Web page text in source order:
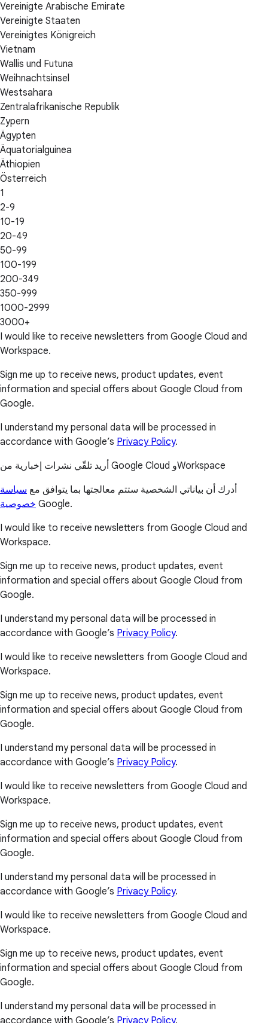
Vereinigte Arabische Emirate
Vereinigte Staaten
Vereinigtes Königreich
Vietnam
Wallis und Futuna
Weihnachtsinsel
Westsahara
Zentralafrikanische Republik
Zypern
Ägypten
Äquatorialguinea
Äthiopien
Österreich
1
2-9
10-19
20-49
50-99
100-199
200-349
350-999
1000-2999
3000+
I would like to receive newsletters from Google Cloud and
Workspace.
Sign me up to receive news, product updates, event
information and special offers about Google Cloud from
Google.
I understand my personal data will be processed in
accordance with Google’s Privacy Policy.
أريد تلقّي نشرات إخبارية من Google Cloud وWorkspace
أدرك أن بياناتي الشخصية ستتم معالجتها بما يتوافق مع سياسة
خصوصية Google.
I would like to receive newsletters from Google Cloud and
Workspace.
Sign me up to receive news, product updates, event
information and special offers about Google Cloud from
Google.
I understand my personal data will be processed in
accordance with Google’s Privacy Policy.
I would like to receive newsletters from Google Cloud and
Workspace.
Sign me up to receive news, product updates, event
information and special offers about Google Cloud from
Google.
I understand my personal data will be processed in
accordance with Google’s Privacy Policy.
I would like to receive newsletters from Google Cloud and
Workspace.
Sign me up to receive news, product updates, event
information and special offers about Google Cloud from
Google.
I understand my personal data will be processed in
accordance with Google’s Privacy Policy.
I would like to receive newsletters from Google Cloud and
Workspace.
Sign me up to receive news, product updates, event
information and special offers about Google Cloud from
Google.
I understand my personal data will be processed in
accordance with Google’s Privacy Policy.